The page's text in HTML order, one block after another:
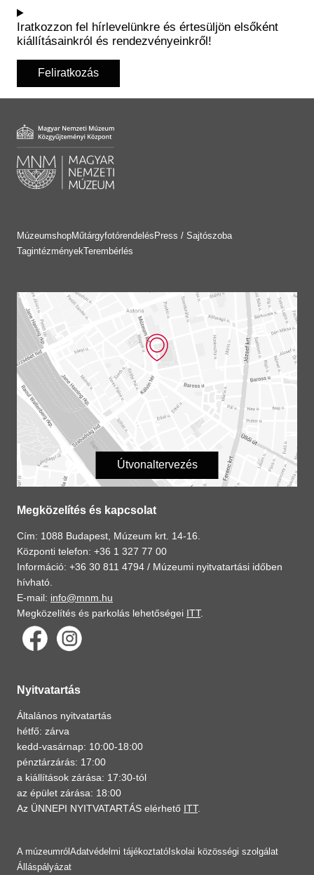
Iratkozzon fel hírlevelünkre és értesüljön elsőként
kiállításainkról és rendezvényeinkről!
Feliratkozás
MúzeumshopMűtárgyfotórendelés Press / Sajtószoba
TagintézményekTerembérlés
Útvonaltervezés
Megközelítés és kapcsolat
Cím: 1088 Budapest, Múzeum krt. 14-16.
Központi telefon: +36 1 327 77 00
Információ: +36 30 811 4794 / Múzeumi nyitvatartási időben
hívható.
E-mail: info@mnm.hu
Megközelítés és parkolás lehetőségei ITT.
Nyitvatartás
Általános nyitvatartás
hétfő: zárva
kedd-vasárnap: 10:00-18:00
pénztárzárás: 17:00
a kiállítások zárása: 17:30-tól
az épület zárása: 18:00
Az ÜNNEPI NYITVATARTÁS elérhető ITT.
A múzeumról Adatvédelmi tájékoztató Iskolai közösségi szolgálat
Álláspályázat